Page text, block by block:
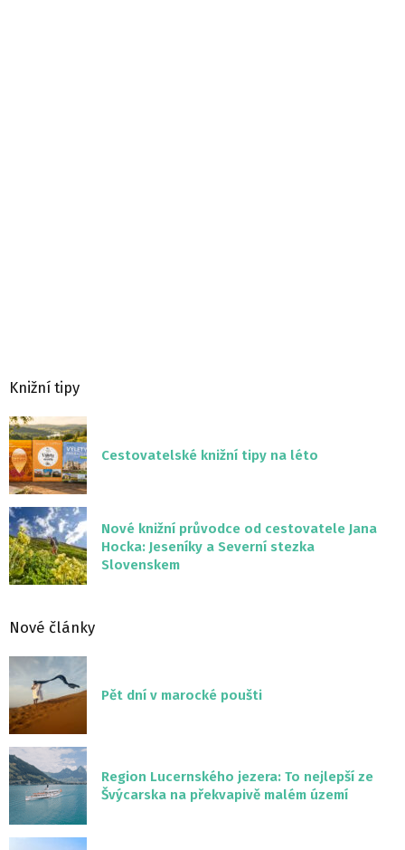
Knižní tipy
Cestovatelské knižní tipy na léto
Nové knižní průvodce od cestovatele Jana
Hocka: Jeseníky a Severní stezka
Slovenskem
Nové články
Pět dní v marocké poušti
Region Lucernského jezera: To nejlepší ze
Švýcarska na překvapivě malém území